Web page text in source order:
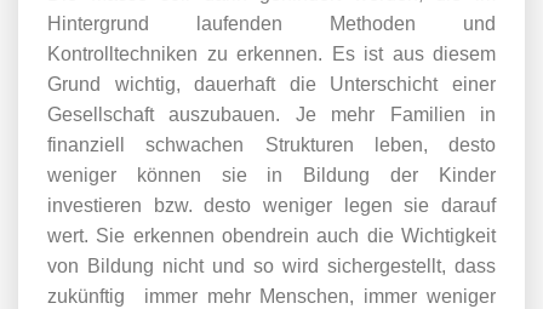
Hintergrund laufenden Methoden und
Kontrolltechniken zu erkennen. Es ist aus diesem
Grund wichtig, dauerhaft die Unterschicht einer
Gesellschaft auszubauen. Je mehr Familien in
finanziell schwachen Strukturen leben, desto
weniger können sie in Bildung der Kinder
investieren bzw. desto weniger legen sie darauf
wert. Sie erkennen obendrein auch die Wichtigkeit
von Bildung nicht und so wird sichergestellt, dass
zukünftig immer mehr Menschen, immer weniger